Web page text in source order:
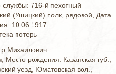
службы: 716-й пехотный
(Ушицкий) полк, рядовой, Дата
10.06.1917
потерь
Михаилович
, Место рождения: Казанская губ.,
уезд, Юматовская вол.,